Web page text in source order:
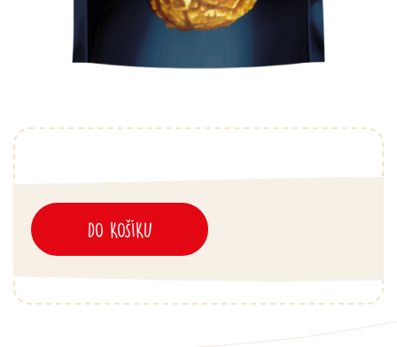
DO KOŠÍKU